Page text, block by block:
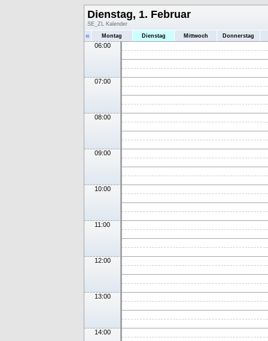
Dienstag, 1. Februar
SE_ZL Kalender
« Montag Dienstag Mittwoch Donnerstag
06:00
07:00
08:00
09:00
10:00
11:00
12:00
13:00
14:00